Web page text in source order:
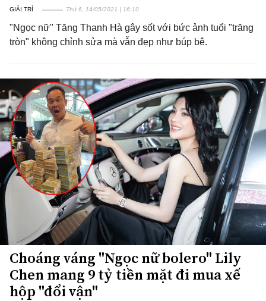
GIẢI TRÍ Thứ 6, 14/05/2021 | 16:10
"Ngọc nữ" Tăng Thanh Hà gây sốt với bức ảnh tuổi "trăng
tròn" không chỉnh sửa mà vẫn đẹp như búp bê.
Choáng váng "Ngọc nữ bolero" Lily
Chen mang 9 tỷ tiền mặt đi mua xế
hộp "đổi vận"